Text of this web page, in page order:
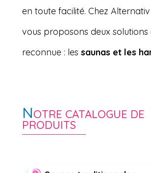
en toute facilité. Chez Alternativ
vous proposons deux solutions
reconnue : les saunas et les
NOTRE CATALOGUE DE
PRODUITS